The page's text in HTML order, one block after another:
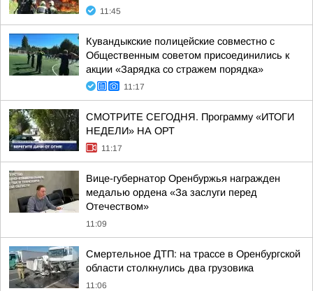
11:45
Кувандыкские полицейские совместно с
Общественным советом присоединились к
акции «Зарядка со стражем порядка»
11:17
СМОТРИТЕ СЕГОДНЯ. Программу «ИТОГИ
НЕДЕЛИ» НА ОРТ
11:17
Вице-губернатор Оренбуржья награжден
медалью ордена «За заслуги перед
Отечеством»
11:09
Смертельное ДТП: на трассе в Оренбургской
области столкнулись два грузовика
11:06